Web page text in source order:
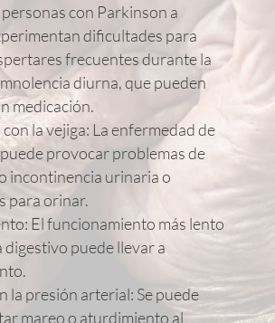
con Parkinson a
dificultades para
frecuentes durante la
diurna, que pueden
medicación.
la vejiga: La enfermedad de
provocar problemas de
incontinencia urinaria o
para orinar.
El funcionamiento más lento
digestivo puede llevar a
la presión arterial: Se puede
mareo o aturdimiento al